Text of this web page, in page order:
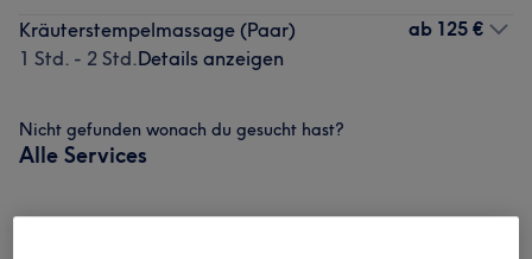
Kräuterstempelmassage (Paar)
1 Std. - 2 Std.Details anzeigen
ab 125 €
Nicht gefunden wonach du gesucht hast?
Alle Services